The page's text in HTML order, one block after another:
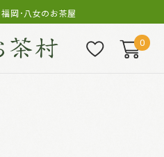
岡･八女のお茶屋
0